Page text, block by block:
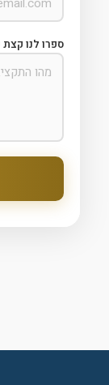
ספרו לנו